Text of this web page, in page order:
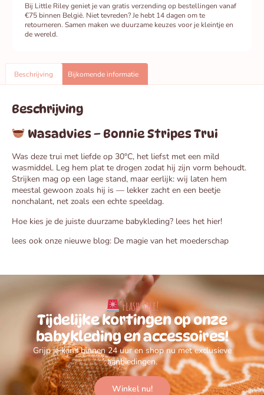
Bij Little Riley geniet je van gratis verzending op bestellingen vanaf
€75 binnen België. Niet tevreden? Je hebt 14 dagen om te
retourneren. Samen maken we duurzame keuzes voor je kleintje en
de wereld.
Beschrijving Bijkomende informatie
Beschrijving
Wasadvies – Bonnie Stripes Trui
Was deze trui met liefde op 30°C, het liefst met een mild
wasmiddel. Leg hem plat te drogen zodat hij zijn vorm behoudt.
Strijken mag op een lage stand, maar eerlijk: wij laten hem
meestal gewoon zoals hij is — lekker zacht en een beetje
nonchalant, net zoals een echte speeldag.
Hoe kies je de juiste duurzame babykleding? lees het hier!
lees ook onze nieuwe blog: De magie van het moederschap
Flash Sale!
Tijdelijke kortingen op onze
babykleding en accessoires!
Grijp je kans binnen 24 uur en shop nu met exclusieve
aanbiedingen.
Winkel nu!